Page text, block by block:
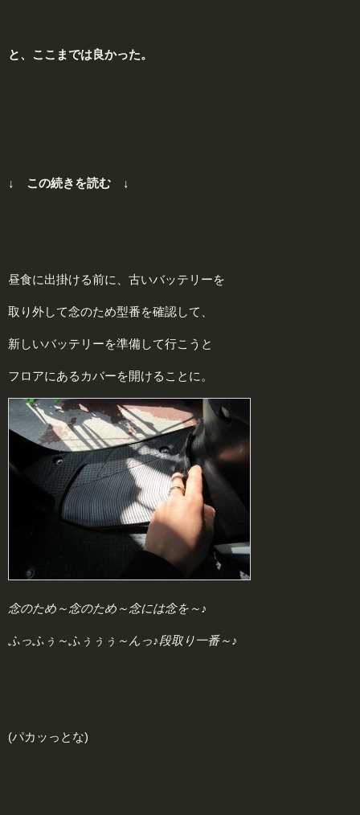
と、ここまでは良かった。
↓ この続きを読む ↓
昼食に出掛ける前に、古いバッテリーを
取り外して念のため型番を確認して、
新しいバッテリーを準備して行こうと
フロアにあるカバーを開けることに。
念のため～念のため～念には念を～♪
ふっふぅ～ふぅぅぅ～んっ♪段取り一番～♪
(パカッっとな)